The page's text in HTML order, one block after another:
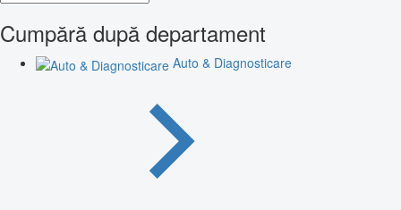
Cumpără după departament
Auto & Diagnosticare